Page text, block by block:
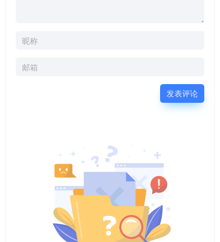
发表评论